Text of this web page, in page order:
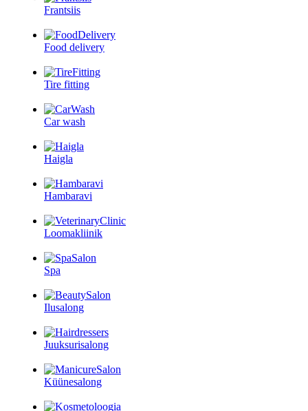
Frantsiis
Food delivery
Tire fitting
Car wash
Haigla
Hambaravi
Loomakliinik
Spa
Ilusalong
Juuksurisalong
Küünesalong